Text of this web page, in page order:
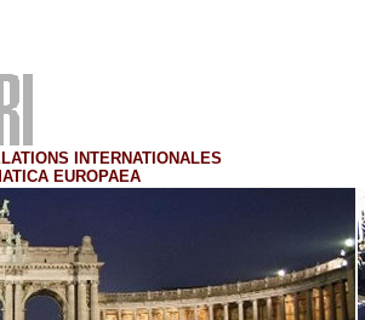
INTERNATIONALES
EUROPAEA